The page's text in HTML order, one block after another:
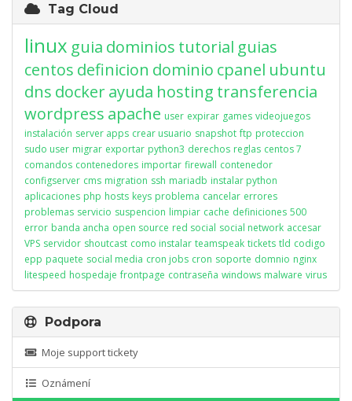
Tag Cloud
linux guia dominios tutorial guias
centos definicion dominio cpanel ubuntu
dns dockerayuda hosting transferencia
wordpress apache user expirar games videojuegos
instalación server apps crear usuario snapshot ftp proteccion
sudo user migrar exportar python3 derechos reglas centos 7
comandos contenedores importar firewall contenedor
configserver cms migration ssh mariadb instalar python
aplicaciones php hosts keys problema cancelar errores
problemas servicio suspencion limpiar cache definiciones 500
error banda ancha open source red social social network accesar
VPS servidor shoutcast como instalar teamspeak tickets tld codigo
epp paquete social media cron jobs cron soporte domnio nginx
litespeed hospedaje frontpage contraseña windows malware virus
Podpora
Moje support tickety
Oznámení